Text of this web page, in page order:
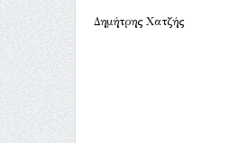
Δημήτρης Χατζής